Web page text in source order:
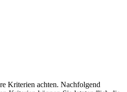
Kriterien achten. Nachfolgend